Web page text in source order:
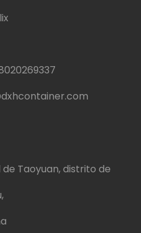
de Taoyuan, distrito de